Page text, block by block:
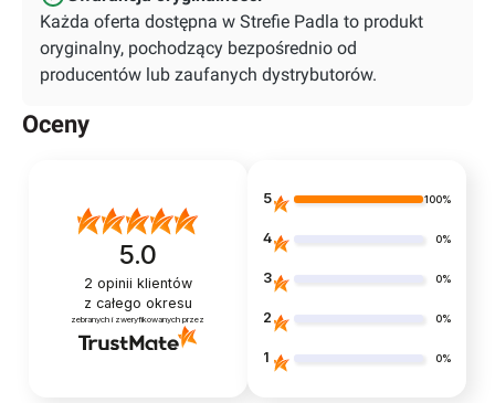
Każda oferta dostępna w Strefie Padla to produkt
oryginalny, pochodzący bezpośrednio od
producentów lub zaufanych dystrybutorów.
Oceny
5.0
2 opinii klientów
z całego okresu
zebranych i zweryfikowanych przez
5 100%
4 0%
3 0%
2 0%
1 0%